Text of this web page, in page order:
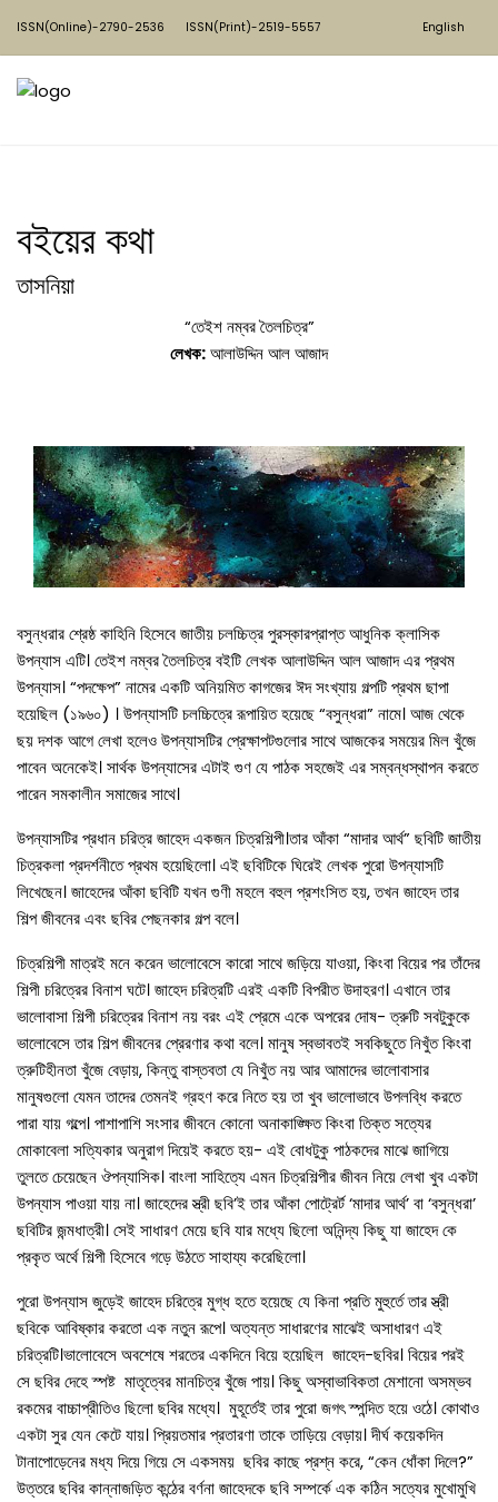
ISSN(Online)-2790-2536 ISSN(Print)-2519-5557 English
বইয়ের কথা
তাসনিয়া
“তেইশ নম্বর তৈলচিত্র”
লেখক:আলাউদ্দিন আল আজাদ
বসুন্ধরার শ্রেষ্ঠ কাহিনি হিসেবে জাতীয় চলচ্চিত্র পুরস্কারপ্রাপ্ত আধুনিক ক্লাসিক
উপন্যাস এটি। তেইশ নম্বর তৈলচিত্র বইটি লেখক আলাউদ্দিন আল আজাদ এর প্রথম
উপন্যাস। “পদক্ষেপ” নামের একটি অনিয়মিত কাগজের ঈদ সংখ্যায় গল্পটি প্রথম ছাপা
হয়েছিল (১৯৬০) । উপন্যাসটি চলচ্চিত্রে রূপায়িত হয়েছে “বসুন্ধরা” নামে। আজ থেকে
ছয় দশক আগে লেখা হলেও উপন্যাসটির প্রেক্ষাপটগুলোর সাথে আজকের সময়ের মিল খুঁজে
পাবেন অনেকেই। সার্থক উপন্যাসের এটাই গুণ যে পাঠক সহজেই এর সম্বন্ধস্থাপন করতে
পারেন সমকালীন সমাজের সাথে।
উপন্যাসটির প্রধান চরিত্র জাহেদ একজন চিত্রশিল্পী।তার আঁকা “মাদার আর্থ” ছবিটি জাতীয়
চিত্রকলা প্রদর্শনীতে প্রথম হয়েছিলো। এই ছবিটিকে ঘিরেই লেখক পুরো উপন্যাসটি
লিখেছেন। জাহেদের আঁকা ছবিটি যখন গুণী মহলে বহুল প্রশংসিত হয়, তখন জাহেদ তার
শিল্প জীবনের এবং ছবির পেছনকার গল্প বলে।
চিত্রশিল্পী মাত্রই মনে করেন ভালোবেসে কারো সাথে জড়িয়ে যাওয়া, কিংবা বিয়ের পর তাঁদের
শিল্পী চরিত্রের বিনাশ ঘটে। জাহেদ চরিত্রটি এরই একটি বিপরীত উদাহরণ। এখানে তার
ভালোবাসা শিল্পী চরিত্রের বিনাশ নয় বরং এই প্রেমে একে অপরের দোষ- ত্রুটি সবটুকুকে
ভালোবেসে তার শিল্প জীবনের প্রেরণার কথা বলে। মানুষ স্বভাবতই সবকিছুতে নিখুঁত কিংবা
ত্রুটিহীনতা খুঁজে বেড়ায়, কিন্তু বাস্তবতা যে নিখুঁত নয় আর আমাদের ভালোবাসার
মানুষগুলো যেমন তাদের তেমনই গ্রহণ করে নিতে হয় তা খুব ভালোভাবে উপলব্ধি করতে
পারা যায় গল্পে। পাশাপাশি সংসার জীবনে কোনো অনাকাঙ্ক্ষিত কিংবা তিক্ত সত্যের
মোকাবেলা সত্যিকার অনুরাগ দিয়েই করতে হয়- এই বোধটুকু পাঠকদের মাঝে জাগিয়ে
তুলতে চেয়েছেন ঔপন্যাসিক। বাংলা সাহিত্যে এমন চিত্রশিল্পীর জীবন নিয়ে লেখা খুব একটা
উপন্যাস পাওয়া যায় না। জাহেদের স্ত্রী ছবি’ই তার আঁকা পোট্রের্ট ‘মাদার আর্থ’ বা ‘বসুন্ধরা’
ছবিটির জন্মধাত্রী। সেই সাধারণ মেয়ে ছবি যার মধ্যে ছিলো অনিন্দ্য কিছু যা জাহেদ কে
প্রকৃত অর্থে শিল্পী হিসেবে গড়ে উঠতে সাহায্য করেছিলো।
পুরো উপন্যাস জুড়েই জাহেদ চরিত্রে মুগ্ধ হতে হয়েছে যে কিনা প্রতি মুহুর্তে তার স্ত্রী
ছবিকে আবিষ্কার করতো এক নতুন রূপে। অত্যন্ত সাধারণের মাঝেই অসাধারণ এই
চরিত্রটি।ভালোবেসে অবশেষে শরতের একদিনে বিয়ে হয়েছিল জাহেদ-ছবির। বিয়ের পরই
সে ছবির দেহে স্পষ্ট মাতৃত্বের মানচিত্র খুঁজে পায়। কিছু অস্বাভাবিকতা মেশানো অসম্ভব
রকমের বাচ্চাপ্রীতিও ছিলো ছবির মধ্যে। মুহূর্তেই তার পুরো জগৎ স্পন্দিত হয়ে ওঠে। কোথাও
একটা সুর যেন কেটে যায়। প্রিয়তমার প্রতারণা তাকে তাড়িয়ে বেড়ায়। দীর্ঘ কয়েকদিন
টানাপোড়েনের মধ্য দিয়ে গিয়ে সে একসময় ছবির কাছে প্রশ্ন করে, “কেন ধোঁকা দিলে?”
উত্তরে ছবির কান্নাজড়িত কন্ঠের বর্ণনা জাহেদকে ছবি সম্পর্কে এক কঠিন সত্যের মুখোমুখি